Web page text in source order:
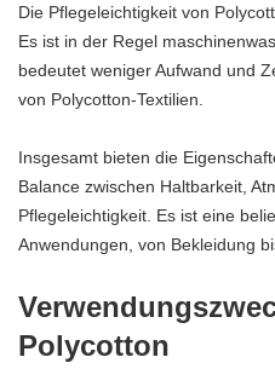
Die Pflegeleichtigkeit von
Es ist in der Regel
bedeutet weniger Aufwand und
von Polycotton-Textilien.
Insgesamt bieten die
Balance zwischen Haltbarkeit,
Pflegeleichtigkeit. Es ist eine
Anwendungen, von Bekleidung
Polycotton